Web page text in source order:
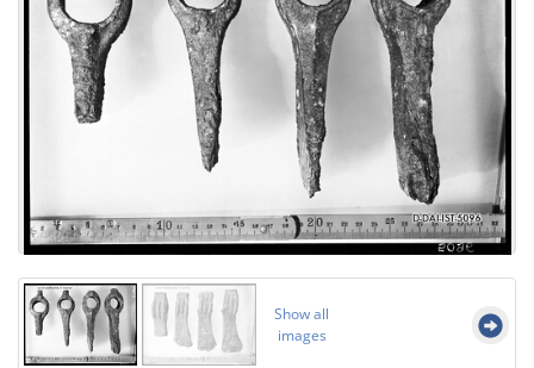
Show all
images